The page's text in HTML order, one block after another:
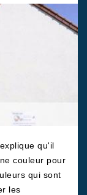
qu'il
couleur pour
qui sont
les